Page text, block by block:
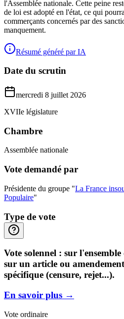
l'Assemblée nationale. Cette peine
de loi est adopté en l'état, ce qui
commerçants concernés par des
manquement.
Résumé généré par IA
Date du scrutin
mercredi 8 juillet 2026
XVIIe législature
Chambre
Assemblée nationale
Vote demandé par
Présidente du groupe "La France
Populaire"
Type de vote
Vote solennel : sur
sur un article ou
spécifique (censure, rejet...).
En savoir plus →
Vote ordinaire